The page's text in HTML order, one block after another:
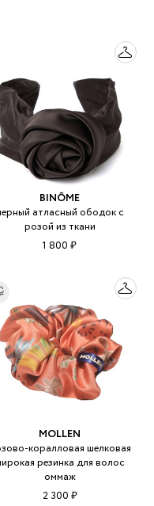
BINÔME
атласный ободок с
розой из ткани
1 800 ₽
MOLLEN
коралловая шелковая
резинка для волос
оммаж
2 300 ₽